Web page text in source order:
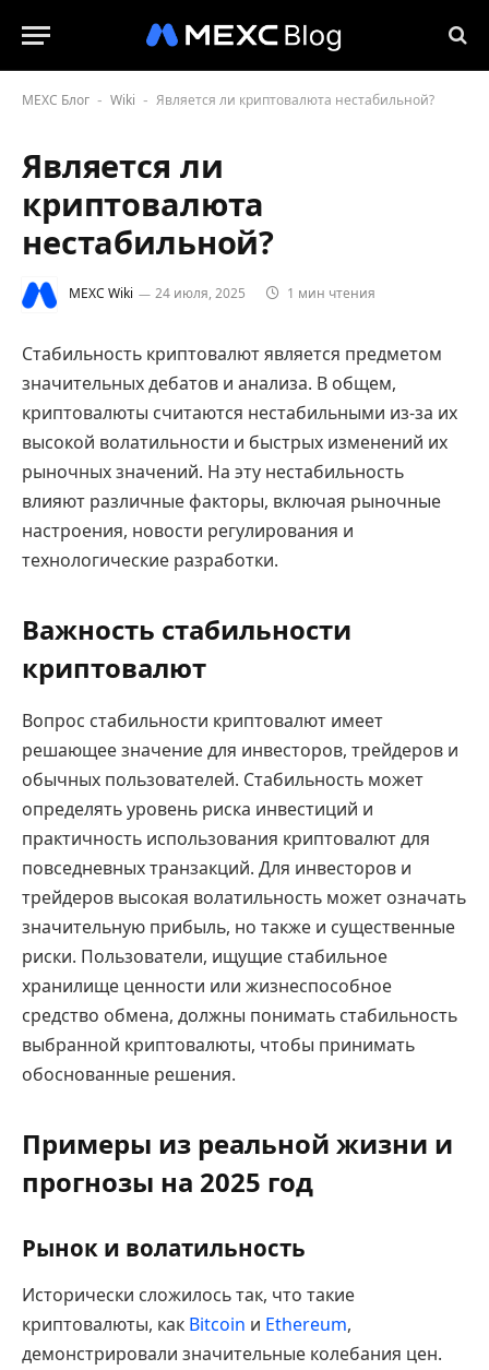
MEXC Блог - Wiki - Является ли криптовалюта нестабильной?
Является ли
криптовалюта
нестабильной?
MEXC Wiki 24 июля, 2025 1 мин чтения
Стабильность криптовалют является предметом
значительных дебатов и анализа. В общем,
криптовалюты считаются нестабильными из-за их
высокой волатильности и быстрых изменений их
рыночных значений. На эту нестабильность
влияют различные факторы, включая рыночные
настроения, новости регулирования и
технологические разработки.
Важность стабильности
криптовалют
Вопрос стабильности криптовалют имеет
решающее значение для инвесторов, трейдеров и
обычных пользователей. Стабильность может
определять уровень риска инвестиций и
практичность использования криптовалют для
повседневных транзакций. Для инвесторов и
трейдеров высокая волатильность может означать
значительную прибыль, но также и существенные
риски. Пользователи, ищущие стабильное
хранилище ценности или жизнеспособное
средство обмена, должны понимать стабильность
выбранной криптовалюты, чтобы принимать
обоснованные решения.
Примеры из реальной жизни и
прогнозы на 2025 год
Рынок и волатильность
Исторически сложилось так, что такие
криптовалюты, как Bitcoin и Ethereum,
демонстрировали значительные колебания цен.